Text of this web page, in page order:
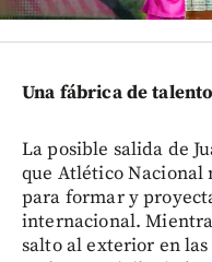
Una fábrica de
La posible salida de
que Atlético Nacional
para formar y
internacional.
salto al exterior en